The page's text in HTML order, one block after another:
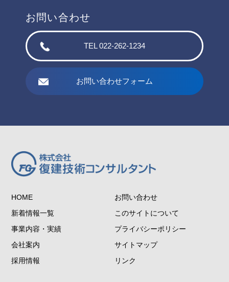
お問い合わせ
TEL 022-262-1234
お問い合わせフォーム
HOME
新着情報一覧
事業内容・実績
会社案内
採用情報
お問い合わせ
このサイトについて
プライバシーポリシー
サイトマップ
リンク